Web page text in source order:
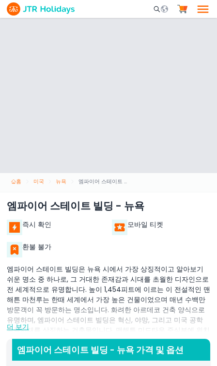
Mobile Search
홈 미국 뉴욕 엠파이어 스테이트 빌딩 - 뉴욕
엠파이어 스테이트 빌딩 - 뉴욕
즉시 확인 모바일 티켓
환불 불가
엠파이어 스테이트 빌딩은 뉴욕 시에서 가장 상징적이고 알아보기
쉬운 명소 중 하나로, 그 거대한 존재감과 시대를 초월한 디자인으로
전 세계적으로 유명합니다. 높이 1,454피트에 이르는 이 전설적인 맨
해튼 마천루는 한때 세계에서 가장 높은 건물이었으며 매년 수백만
방문객이 꼭 방문하는 명소입니다. 화려한 아르데코 건축 양식으로
유명하며, 엠파이어 스테이트 빌딩은 혁신, 야망, 그리고 미국 공학
황금시대를 상징하는 건축물입니다. 맨해튼 미드타운 중심부에 위치
해 있으며, 86층과 102층의 세계적으로 유명한 전망대에서 잊을 수
없는 경험을 제공합니다. 이 전망대에서 센트럴 파크, 자유의 여신상,
브루클린 다리 등 뉴욕시의 유명 랜드마크를 포함한 360도 파노라
더 보기
엠파이어 스테이트 빌딩 - 뉴욕 가격 및 옵션